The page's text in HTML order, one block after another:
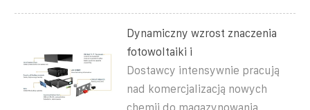
Dynamiczny wzrost znaczenia
fotowoltaiki i
Dostawcy intensywnie pracują
nad komercjalizacją nowych
chemii do magazynowania